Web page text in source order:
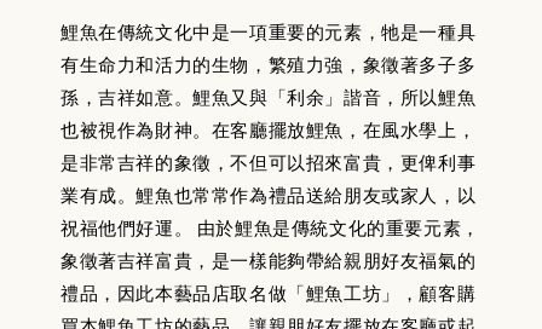
鯉魚在傳統文化中是一項重要的元素，牠是一種具
有生命力和活力的生物，繁殖力強，象徵著多子多
孫，吉祥如意。鯉魚又與「利余」諧音，所以鯉魚
也被視作為財神。在客廳擺放鯉魚，在風水學上，
是非常吉祥的象徵，不但可以招來富貴，更俾利事
業有成。鯉魚也常常作為禮品送給朋友或家人，以
祝福他們好運。 由於鯉魚是傳統文化的重要元素，
象徵著吉祥富貴，是一樣能夠帶給親朋好友福氣的
禮品，因此本藝品店取名做「鯉魚工坊」，顧客購